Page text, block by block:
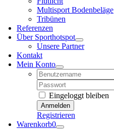
Multisport Bodenbeläge
Tribünen
Referenzen
Über Sporthotspot
Unsere Partner
Kontakt
Mein Konto
Username:
Password:
Eingeloggt bleiben
Registrieren
Warenkorb0